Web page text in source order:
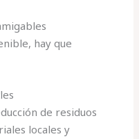
hay que
de residuos
locales y